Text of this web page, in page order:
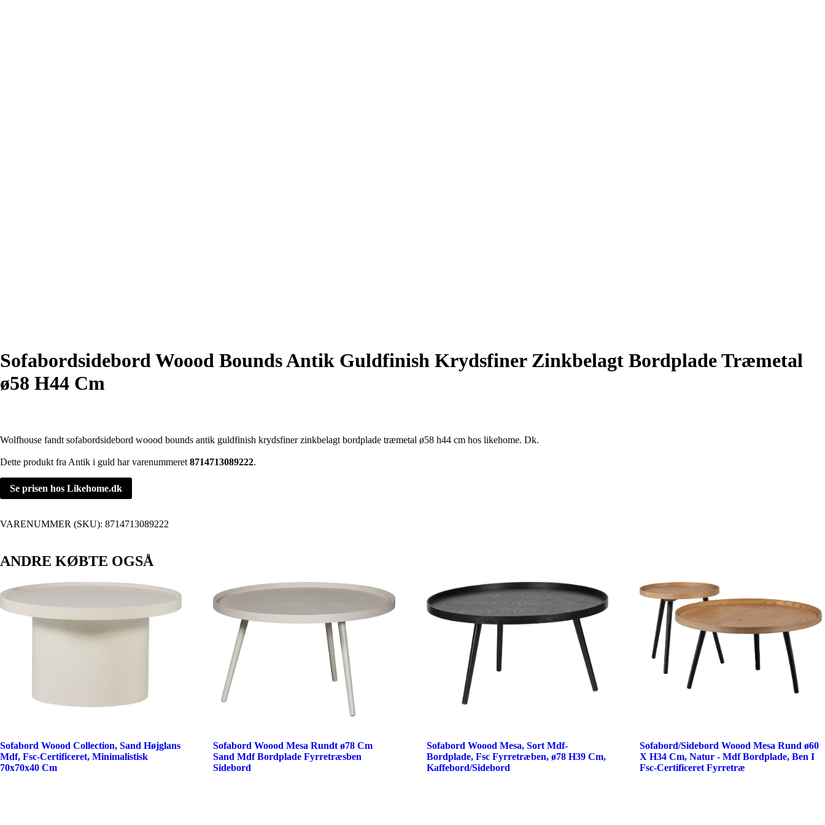
Sofabordsidebord Woood Bounds Antik Guldfinish Krydsfiner Zinkbelagt Bordplade Træmetal
ø58 H44 Cm
Wolfhouse fandt sofabordsidebord woood bounds antik guldfinish krydsfiner zinkbelagt bordplade træmetal ø58 h44 cm hos likehome. Dk.
Dette produkt fra Antik i guld har varenummeret 8714713089222.
Se prisen hos Likehome.dk
VARENUMMER (SKU): 8714713089222
ANDRE KØBTE OGSÅ
Sofabord Woood Collection, Sand Højglans
Mdf, Fsc-Certificeret, Minimalistisk
70x70x40 Cm
Sofabord Woood Mesa Rundt ø78 Cm
Sand Mdf Bordplade Fyrretræsben
Sidebord
Sofabord Woood Mesa, Sort Mdf-
Bordplade, Fsc Fyrretræben, ø78 H39 Cm,
Kaffebord/Sidebord
Sofabord/Sidebord Woood Mesa Rund ø60
X H34 Cm, Natur - Mdf Bordplade, Ben I
Fsc-Certificeret Fyrretræ